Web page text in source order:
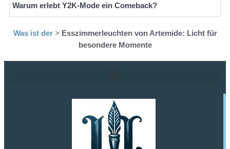
Warum erlebt Y2K-Mode ein Comeback?
Was ist der> Esszimmerleuchten von Artemide: Licht für
besondere Momente